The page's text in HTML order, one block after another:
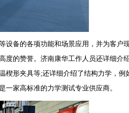
备的各项功能和场景应用，并为客户
度的赞誉。济南康华工作人员还详细介
楔形夹具等;还详细介绍了结构力学，例
家高标准的力学测试专业供应商。